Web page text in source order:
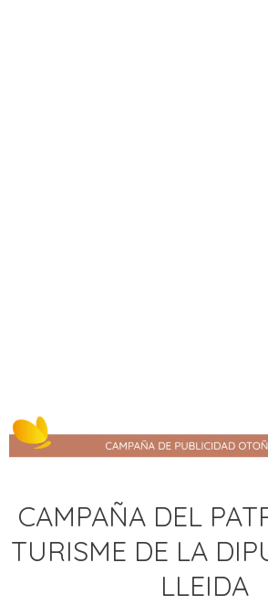
CAMPAÑA DEL
TURISME DE LA
LLEIDA